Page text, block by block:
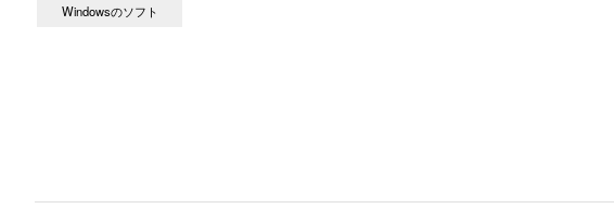
Windowsのソフト